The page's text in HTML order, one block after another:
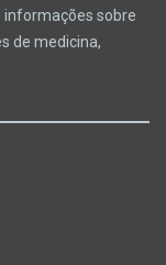
informações sobre
de medicina,